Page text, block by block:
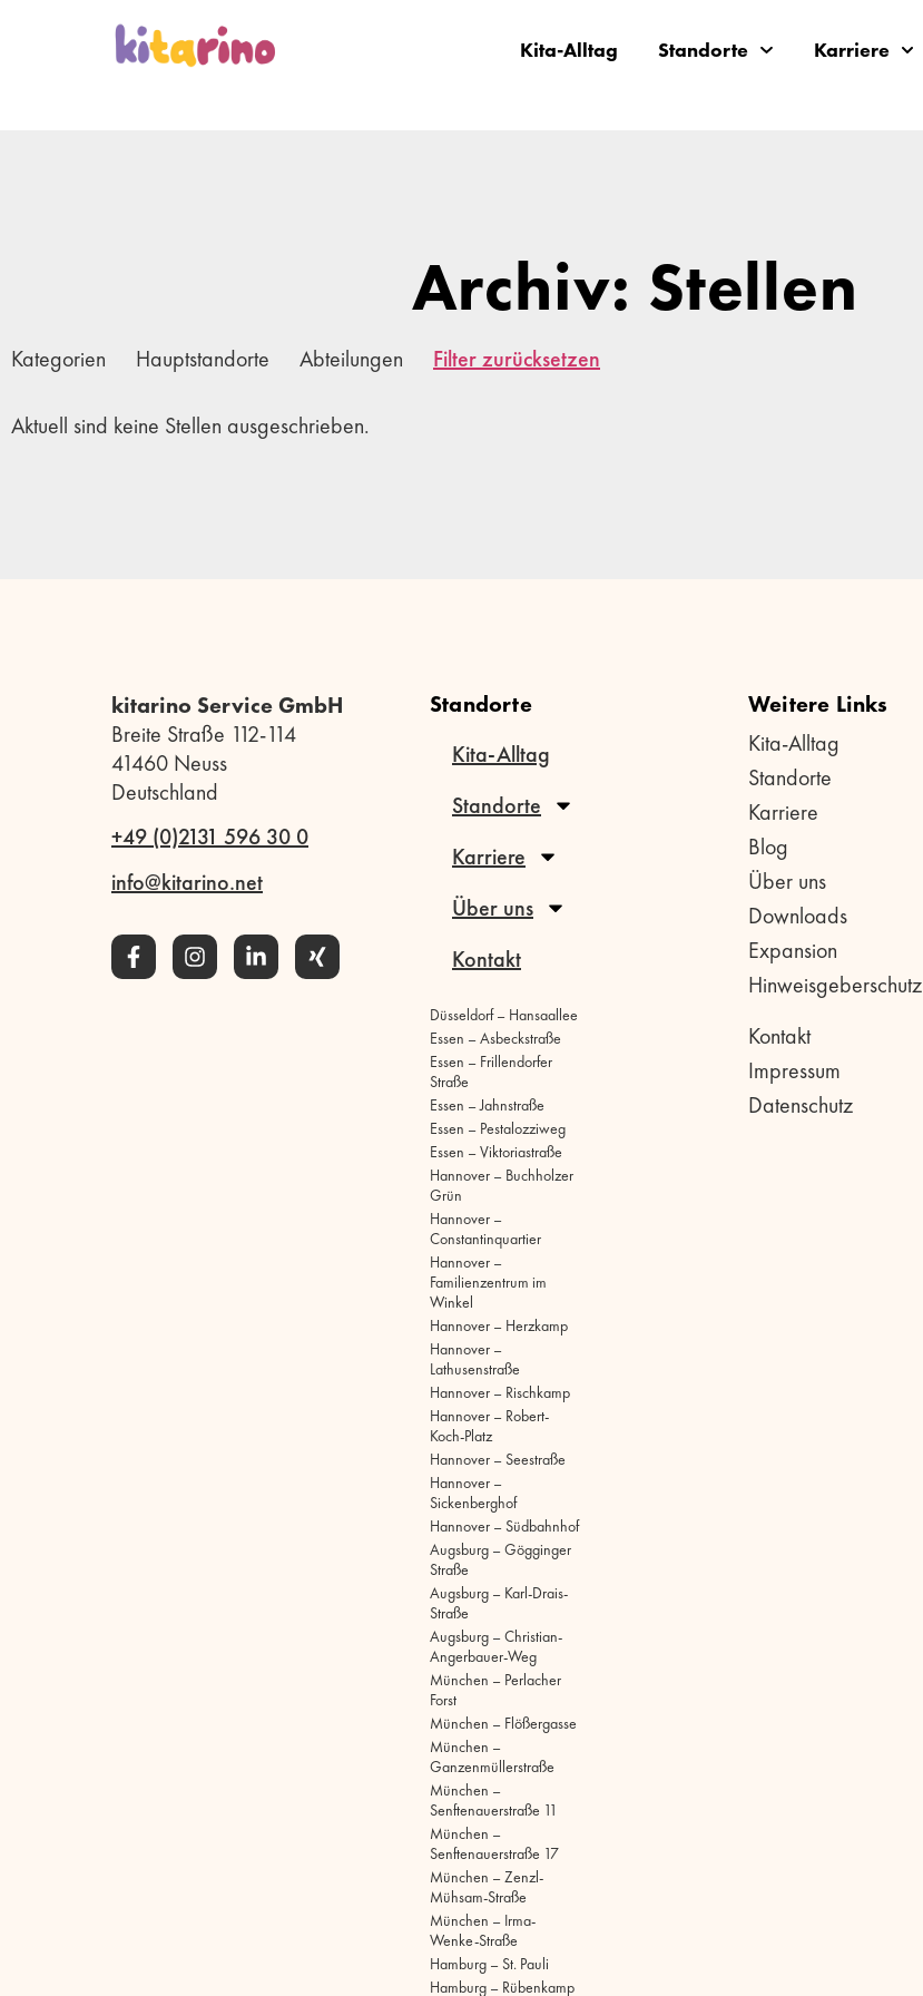
Kita-Alltag Standorte Karriere
Archiv: Stellen
Kategorien Hauptstandorte Abteilungen Filter zurücksetzen
Aktuell sind keine Stellen ausgeschrieben.
kitarino Service GmbH
Breite Straße 112-114
41460 Neuss
Deutschland
+49 (0)2131 596 30 0
info@kitarino.net
Standorte
Kita-Alltag
Standorte
Karriere
Über uns
Kontakt
Düsseldorf – Hansaallee
Essen – Asbeckstraße
Essen – Frillendorfer
Straße
Essen – Jahnstraße
Essen – Pestalozziweg
Essen – Viktoriastraße
Hannover – Buchholzer
Grün
Hannover –
Constantinquartier
Hannover –
Familienzentrum im
Winkel
Hannover – Herzkamp
Hannover –
Lathusenstraße
Hannover – Rischkamp
Hannover – Robert-
Koch-Platz
Hannover – Seestraße
Hannover –
Sickenberghof
Hannover – Südbahnhof
Augsburg – Gögginger
Straße
Augsburg – Karl-Drais-
Straße
Augsburg – Christian-
Angerbauer-Weg
München – Perlacher
Forst
München – Flößergasse
München –
Ganzenmüllerstraße
München –
Senftenauerstraße 11
München –
Senftenauerstraße 17
München – Zenzl-
Mühsam-Straße
München – Irma-
Wenke-Straße
Hamburg – St. Pauli
Hamburg – Rübenkamp
Weitere Links
Kita-Alltag
Standorte
Karriere
Blog
Über uns
Downloads
Expansion
Hinweisgeberschutz
Kontakt
Impressum
Datenschutz